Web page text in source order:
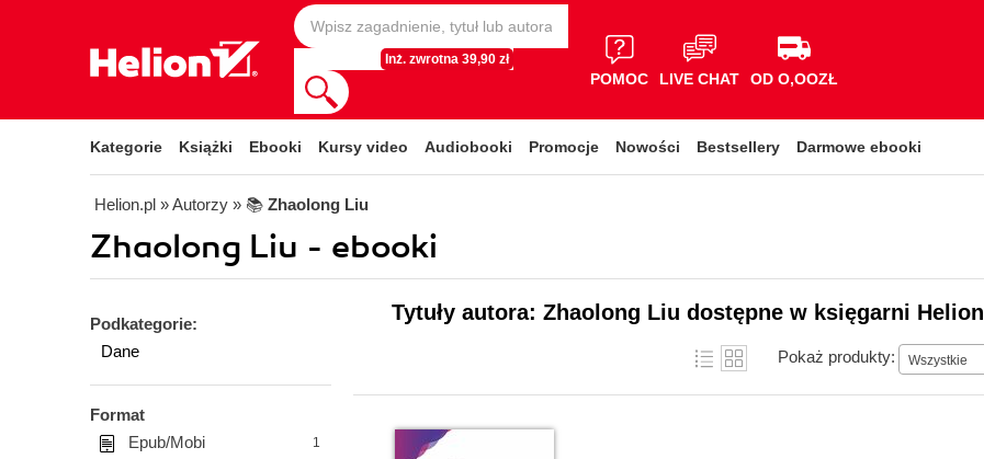
Inż. zwrotna 39,90 zł
POMOC LIVE CHAT OD O,OOZŁ
Kategorie Książki Ebooki Kursy video Audiobooki Promocje Nowości Bestsellery Darmowe ebooki
Helion.pl » Autorzy » 📚 Zhaolong Liu
Zhaolong Liu - ebooki
Podkategorie:
Dane
Format
Epub/Mobi
1
Tytuły autora: Zhaolong Liu dostępne w księgarni Helion
Pokaż produkty: Wszystkie